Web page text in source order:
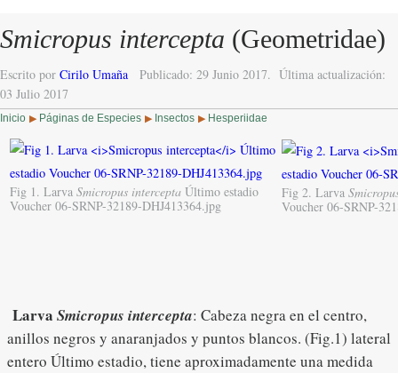
Smicropus intercepta (Geometridae)
Escrito por Cirilo Umaña Publicado: 29 Junio 2017. Última actualización:
03 Julio 2017
Inicio ▶ Páginas de Especies ▶ Insectos ▶ Hesperiidae
Fig 1. Larva Smicropus intercepta Último estadio
Voucher 06-SRNP-32189-DHJ413364.jpg
Fig 2. Larva
Voucher 06-SRNP-
Larva Smicropus intercepta: Cabeza negra en el centro,
anillos negros y anaranjados y puntos blancos. (Fig.1) lateral
entero Último estadio, tiene aproximadamente una medida